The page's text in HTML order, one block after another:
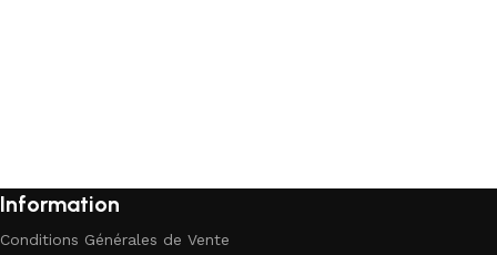
Information
Conditions Générales de Vente